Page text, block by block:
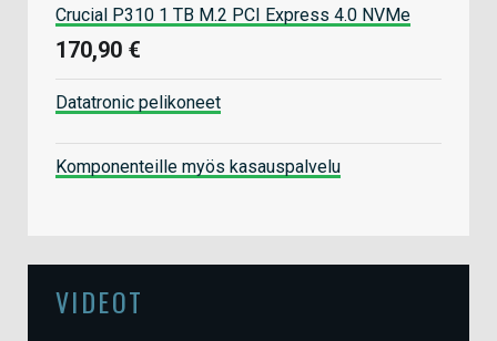
Crucial P310 1 TB M.2 PCI Express 4.0 NVMe
170,90 €
Datatronic pelikoneet
Komponenteille myös kasauspalvelu
VIDEOT